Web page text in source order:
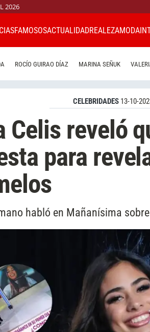
2026
FAMOSOSACTUALIDADREALEZAMODA
ROCÍO GUIRAO DÍAZ MARINA SEÑUK
CELEBRIDADES 13-10-
Celis reveló
para
habló en Mañanísima